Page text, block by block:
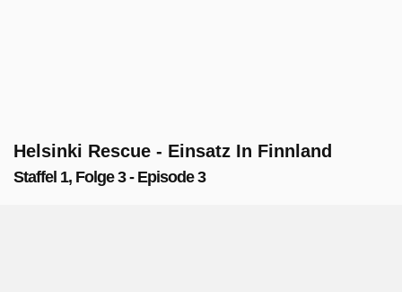
Helsinki Rescue - Einsatz In Finnland
Staffel 1, Folge 3 - Episode 3